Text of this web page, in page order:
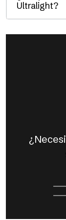
Ultralight?